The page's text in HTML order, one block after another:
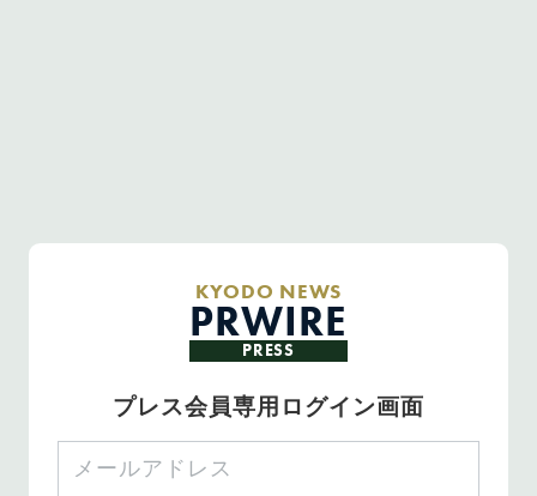
KYODO NEWS
PRWIRE
PRESS
プレス会員専用ログイン画面